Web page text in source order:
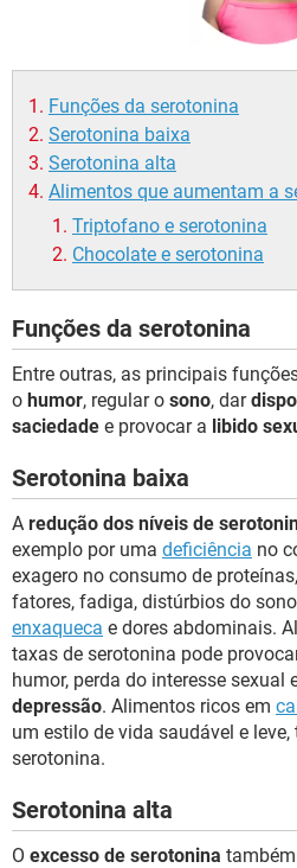
Funções da serotonina
Serotonina baixa
Serotonina alta
Alimentos que aumentam a
Triptofano e serotonina
Chocolate e serotonina
Funções da serotonina
Entre outras, as principais
o humor, regular o sono, dar
saciedade e provocar a libido
Serotonina baixa
A redução dos níveis de
exemplo por uma deficiência no
exagero no consumo de
fatores, fadiga, distúrbios do
enxaqueca e dores abdominais.
taxas de serotonina pode
humor, perda do interesse sexual
depressão. Alimentos ricos em
um estilo de vida saudável e
serotonina.
Serotonina alta
O excesso de serotonina